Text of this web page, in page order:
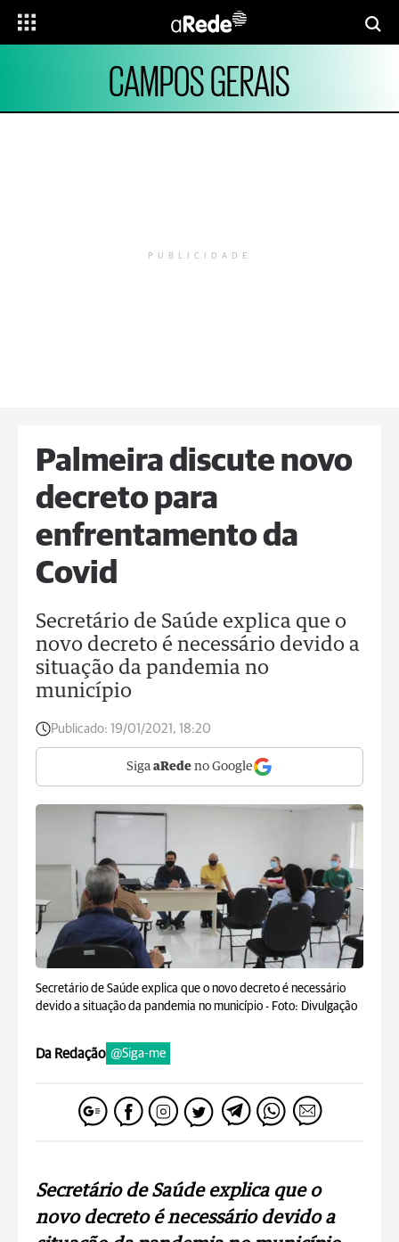
CAMPOS GERAIS
PUBLICIDADE
Palmeira discute novo
decreto para
enfrentamento da
Covid
Secretário de Saúde explica que o
novo decreto é necessário devido a
situação da pandemia no
município
Publicado: 19/01/2021, 18:20
Siga aRede no Google
Secretário de Saúde explica que o novo decreto é necessário
devido a situação da pandemia no município - Foto: Divulgação
Da Redação @Siga-me
Secretário de Saúde explica que o
novo decreto é necessário devido a